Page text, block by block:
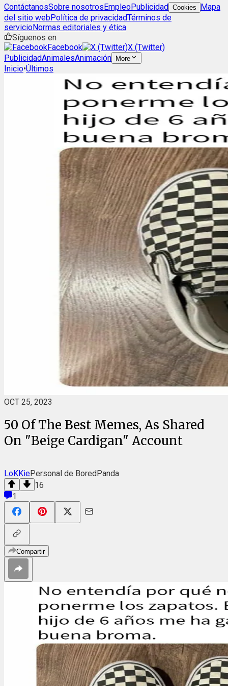
ContáctanosSobre nosotrosEmpleoPublicidad Cookies
Mapa
del sitio webPolítica de privacidadTérminos de
servicioNormas editoriales y ética
Síguenos en
Facebook
X (Twitter)
PublicidadAnimalesAnimación More
Inicio•Últimos
OCT 25, 2023
50 Of The Best Memes, As Shared
On "Beige Cardigan" Account
LoKKiePersonal de BoredPanda
16
1
Compartir